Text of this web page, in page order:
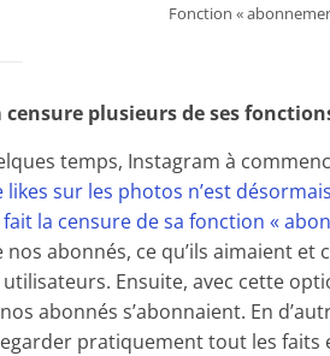
Fonction «
plusieurs de ses
temps, Instagram à
sur les photos n’est
la censure de sa fonction «
nos abonnés, ce qu’ils aimaient
Ensuite, avec cette
abonnés s’abonnaient. En
pratiquement tout les faits